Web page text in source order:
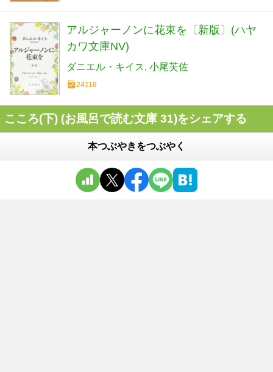
アルジャーノンに花束を〔新版〕(ハヤ
カワ文庫NV)
ダニエル・キイス 小尾芙佐
24116
こころ(下) (お風呂で読む文庫 31)をシェアする
本つぶやきをつぶやく